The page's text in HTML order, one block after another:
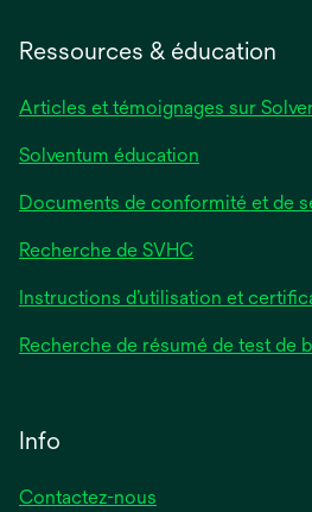
Ressources & éducation
Articles et témoignages sur
Solventum éducation
Documents de conformité et de
Recherche de SVHC
Instructions d’utilisation et
Recherche de résumé de test de
Info
Contactez-nous